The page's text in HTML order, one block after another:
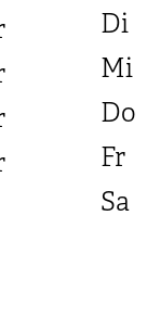
Di
Mi
Do
Fr
Sa